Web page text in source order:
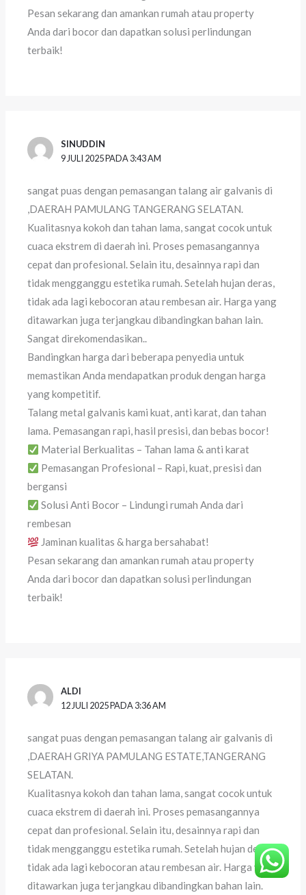
Pesan sekarang dan amankan rumah atau property
Anda dari bocor dan dapatkan solusi perlindungan
terbaik!
SINUDDIN
9 JULI 2025 PADA 3:43 AM
sangat puas dengan pemasangan talang air galvanis di
,DAERAH PAMULANG TANGERANG SELATAN.
Kualitasnya kokoh dan tahan lama, sangat cocok untuk
cuaca ekstrem di daerah ini. Proses pemasangannya
cepat dan profesional. Selain itu, desainnya rapi dan
tidak mengganggu estetika rumah. Setelah hujan deras,
tidak ada lagi kebocoran atau rembesan air. Harga yang
ditawarkan juga terjangkau dibandingkan bahan lain.
Sangat direkomendasikan..
Bandingkan harga dari beberapa penyedia untuk
memastikan Anda mendapatkan produk dengan harga
yang kompetitif.
Talang metal galvanis kami kuat, anti karat, dan tahan
lama. Pemasangan rapi, hasil presisi, dan bebas bocor!
Material Berkualitas – Tahan lama & anti karat
Pemasangan Profesional – Rapi, kuat, presisi dan
bergansi
Solusi Anti Bocor – Lindungi rumah Anda dari
rembesan
Jaminan kualitas & harga bersahabat!
Pesan sekarang dan amankan rumah atau property
Anda dari bocor dan dapatkan solusi perlindungan
terbaik!
ALDI
12 JULI 2025 PADA 3:36 AM
sangat puas dengan pemasangan talang air galvanis di
,DAERAH GRIYA PAMULANG ESTATE,TANGERANG
SELATAN.
Kualitasnya kokoh dan tahan lama, sangat cocok untuk
cuaca ekstrem di daerah ini. Proses pemasangannya
cepat dan profesional. Selain itu, desainnya rapi dan
tidak mengganggu estetika rumah. Setelah hujan deras,
tidak ada lagi kebocoran atau rembesan air. Harga yang
ditawarkan juga terjangkau dibandingkan bahan lain.